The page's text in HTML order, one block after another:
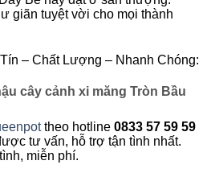
giãn tuyệt vời cho mọi thành
– Chất Lượng – Nhanh Chóng:
cây cảnh xi măng Tròn Bầu
theo hotline 0833 57 59 59
tư vấn, hỗ trợ tận tình nhất.
miễn phí.